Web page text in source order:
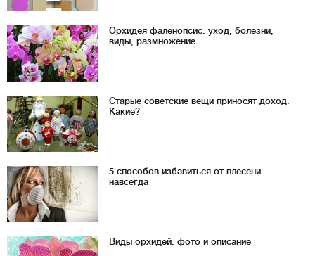
Орхидея фаленопсис: уход, болезни,
виды, размножение
Старые советские вещи приносят доход.
Какие?
5 способов избавиться от плесени
навсегда
Виды орхидей: фото и описание